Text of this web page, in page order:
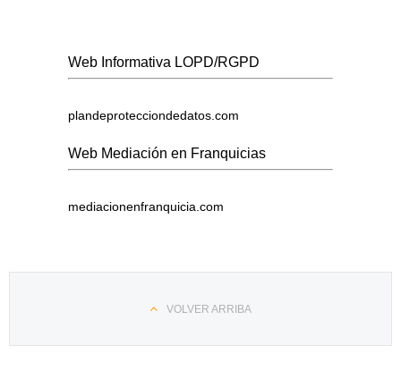
Web Informativa LOPD/RGPD
plandeprotecciondedatos.com
Web Mediación en Franquicias
mediacionenfranquicia.com
VOLVER ARRIBA